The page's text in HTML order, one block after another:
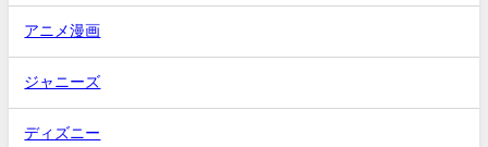
アニメ漫画
ジャニーズ
ディズニー